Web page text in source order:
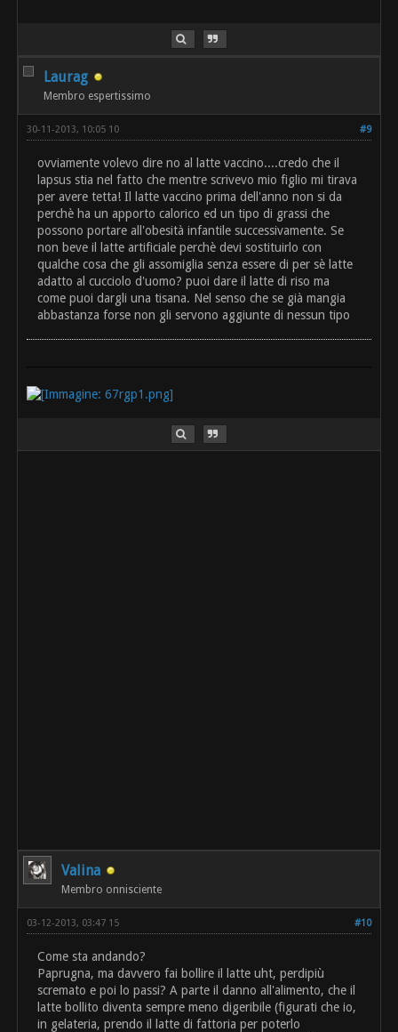
Laurag
Membro espertissimo
#9
30-11-2013, 10:05 10
ovviamente volevo dire no al latte vaccino....credo che il
lapsus stia nel fatto che mentre scrivevo mio figlio mi tirava
per avere tetta! Il latte vaccino prima dell'anno non si da
perchè ha un apporto calorico ed un tipo di grassi che
possono portare all'obesità infantile successivamente. Se
non beve il latte artificiale perchè devi sostituirlo con
qualche cosa che gli assomiglia senza essere di per sè latte
adatto al cucciolo d'uomo? puoi dare il latte di riso ma
come puoi dargli una tisana. Nel senso che se già mangia
abbastanza forse non gli servono aggiunte di nessun tipo
Valina
Membro onnisciente
#10
03-12-2013, 03:47 15
Come sta andando?
Paprugna, ma davvero fai bollire il latte uht, perdipiù
scremato e poi lo passi? A parte il danno all'alimento, che il
latte bollito diventa sempre meno digeribile (figurati che io,
in gelateria, prendo il latte di fattoria per poterlo